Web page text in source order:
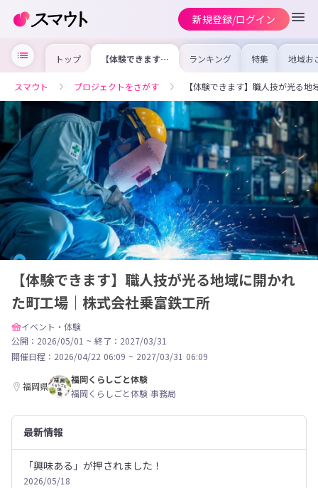
新規登録/ログイン
トップ 【体験できます】
職人技が光る地域
｜株式会社乗富鉄
工所
ランキング 特集 地域お
の求
を集め
事内容
を比較
合った
けよう
スマウト プロジェクトをさがす 【体験できます】職人技が光る
【体験できます】職人技が光る地域に開かれ
た町工場｜株式会社乗富鉄工所
イベント・体験
公開：2026/05/01 ~ 終了：2027/03/31
開催日程： 2026/04/22 06:09 ~ 2027/03/31 06:09
福岡県
福岡くらしごと体験
福岡くらしごと体験 事務局
最新情報
「興味ある」が押されました！
2026/05/18